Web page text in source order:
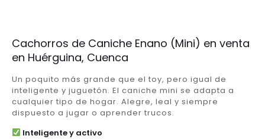
Cachorros de Caniche Enano (Mini) en venta
en Huérguina, Cuenca
Un poquito más grande que el toy, pero igual de
inteligente y juguetón. El caniche mini se adapta a
cualquier tipo de hogar. Alegre, leal y siempre
dispuesto a jugar o aprender trucos.
Inteligente y activo